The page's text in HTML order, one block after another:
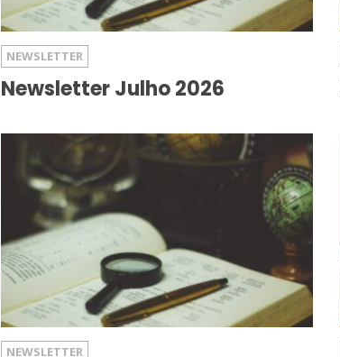
NEWSLETTER
Newsletter Julho 2026
NEWSLETTER